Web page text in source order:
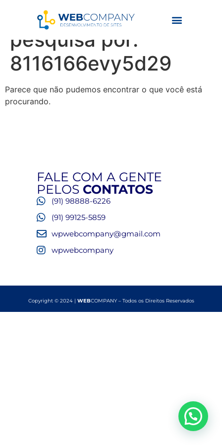
Resultados da
pesquisa por:
8116166evy5d29
Parece que não pudemos encontrar o que você está
procurando.
FALE COM A GENTE
PELOS CONTATOS
(91) 98888-6226
(91) 99125-5859
wpwebcompany@gmail.com
wpwebcompany
Copyright © 2024 | WEBCOMPANY – Todos os Direitos Reservados